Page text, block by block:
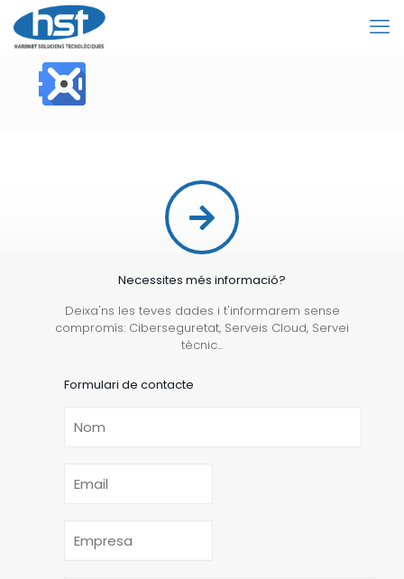
Necessites més informació?
Deixa'ns les teves dades i t'informarem sense
compromís: Ciberseguretat, Serveis Cloud, Servei
tècnic...
Formulari de contacte